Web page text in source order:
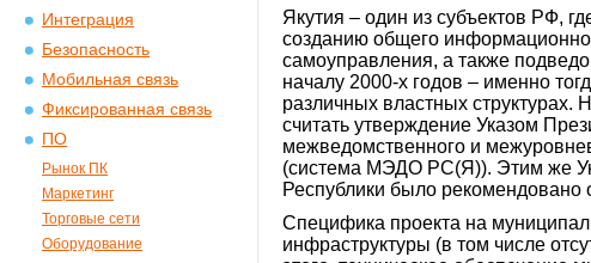
Интеграция
Безопасность
Мобильная связь
Фиксированная связь
ПО
Рынок ПК
Маркетинг
Торговые сети
Оборудование
Якутия – один из субъектов РФ,
созданию общего
самоуправления, а также
началу 2000-х годов – именно
различных властных структурах.
считать утверждение Указом
межведомственного и
(система МЭДО РС(Я)). Этим же
Республики было рекомендовано
Специфика проекта на
инфраструктуры (в том числе